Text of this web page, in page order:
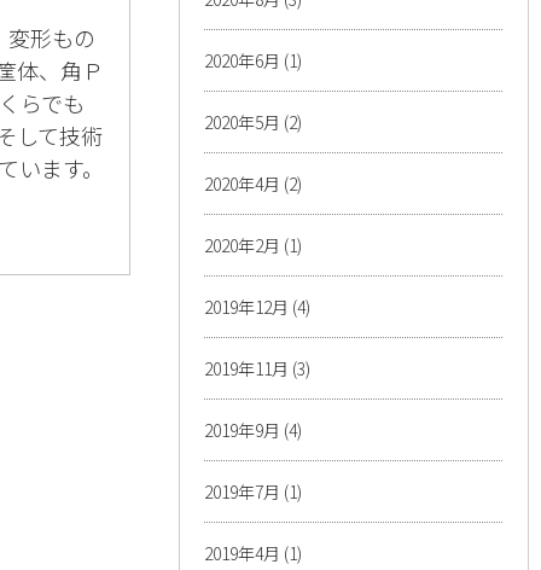
形もの
体、角Ｐ
らでも
して技術
ます。
2020年6月 (1)
2020年5月 (2)
2020年4月 (2)
2020年2月 (1)
2019年12月 (4)
2019年11月 (3)
2019年9月 (4)
2019年7月 (1)
2019年4月 (1)